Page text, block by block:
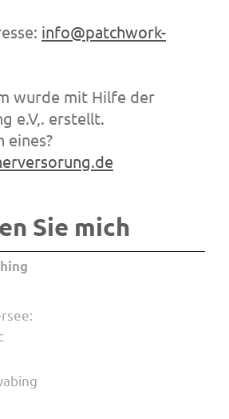
info@patchwork-
wurde mit Hilfe der
e.V,. erstellt.
eines?
Sie mich